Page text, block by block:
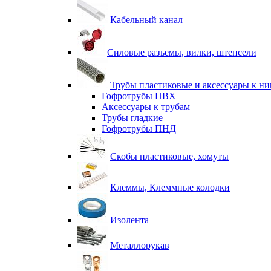
Кабельный канал
Силовые разъемы, вилки, штепсели
Трубы пластиковые и аксессуары к
Гофротрубы ПВХ
Аксессуары к трубам
Трубы гладкие
Гофротрубы ПНД
Скобы пластиковые, хомуты
Клеммы, Клеммные колодки
Изолента
Металлорукав